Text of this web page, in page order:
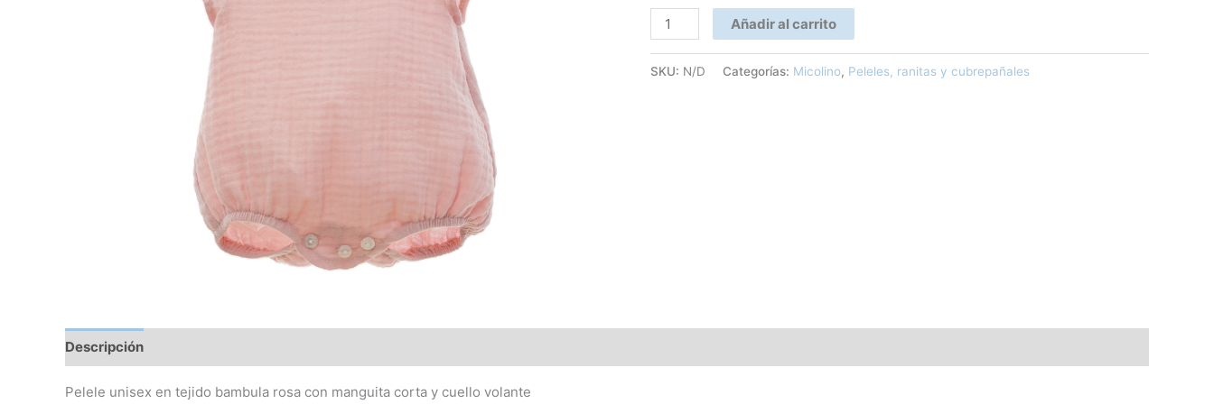
Añadir al carrito
SKU: N/D Categorías: Micolino, Peleles, ranitas y cubrepañales
Descripción
Pelele unisex en tejido bambula rosa con manguita corta y cuello volante